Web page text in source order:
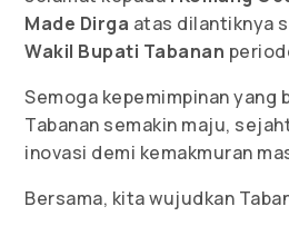
Made Dirga atas dilantiknya
Wakil Bupati Tabanan
Semoga kepemimpinan yang
Tabanan semakin maju,
inovasi demi kemakmuran
Bersama, kita wujudkan